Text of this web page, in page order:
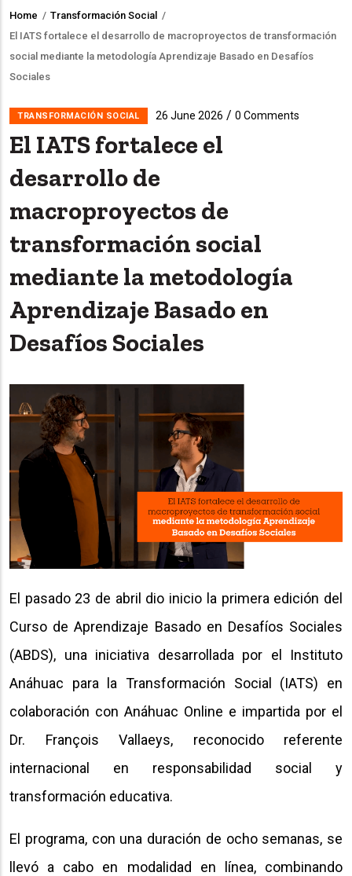
Breadcrumb
Home / Transformación Social /
El IATS fortalece el desarrollo de macroproyectos de transformación
social mediante la metodología Aprendizaje Basado en Desafíos
Sociales
TRANSFORMACIÓN SOCIAL 26 June 2026 / 0 Comments
El IATS fortalece el
desarrollo de
macroproyectos de
transformación social
mediante la metodología
Aprendizaje Basado en
Desafíos Sociales
El pasado 23 de abril dio inicio la primera edición del
Curso de Aprendizaje Basado en Desafíos Sociales
(ABDS), una iniciativa desarrollada por el Instituto
Anáhuac para la Transformación Social (IATS) en
colaboración con Anáhuac Online e impartida por el
Dr. François Vallaeys, reconocido referente
internacional en responsabilidad social y
transformación educativa.
El programa, con una duración de ocho semanas, se
llevó a cabo en modalidad en línea, combinando